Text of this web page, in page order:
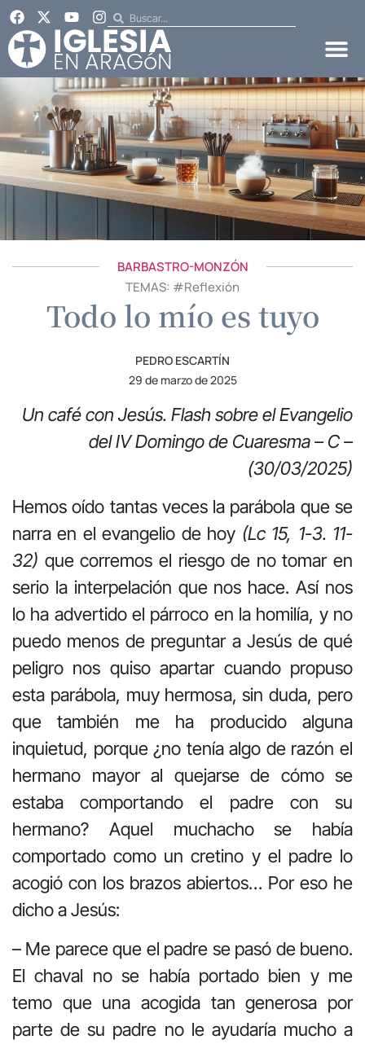
BARBASTRO-MONZÓN
TEMAS: #Reflexión
Todo lo mío es tuyo
PEDRO ESCARTÍN
29 de marzo de 2025
Un café con Jesús. Flash sobre el Evangelio
del IV Domingo de Cuaresma – C –
(30/03/2025)
Hemos oído tantas veces la parábola que se
narra en el evangelio de hoy (Lc 15, 1-3. 11-
32) que corremos el riesgo de no tomar en
serio la interpelación que nos hace. Así nos
lo ha advertido el párroco en la homilía, y no
puedo menos de preguntar a Jesús de qué
peligro nos quiso apartar cuando propuso
esta parábola, muy hermosa, sin duda, pero
que también me ha producido alguna
inquietud, porque ¿no tenía algo de razón el
hermano mayor al quejarse de cómo se
estaba comportando el padre con su
hermano? Aquel muchacho se había
comportado como un cretino y el padre lo
acogió con los brazos abiertos… Por eso he
dicho a Jesús:
– Me parece que el padre se pasó de bueno.
El chaval no se había portado bien y me
temo que una acogida tan generosa por
parte de su padre no le ayudaría mucho a